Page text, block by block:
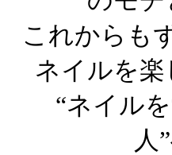
これからも
ネイルを楽
“ネイル
人